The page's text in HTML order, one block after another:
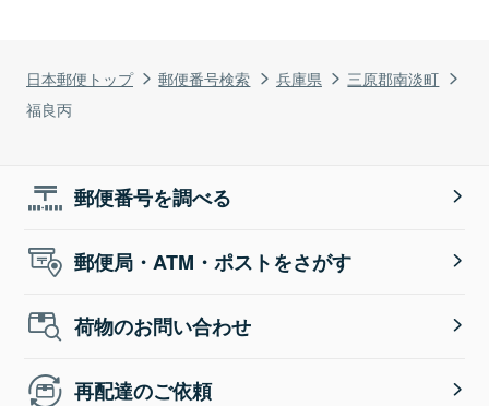
日本郵便トップ 郵便番号検索 兵庫県
三原郡南淡町
福良丙
郵便番号を調べる
郵便局・ATM・ポストをさがす
荷物のお問い合わせ
再配達のご依頼